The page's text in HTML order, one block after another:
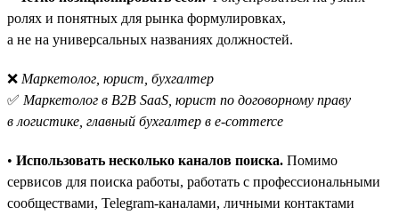
ролях и понятных для рынка формулировках,
а не на универсальных названиях должностей.
❌ Маркетолог, юрист, бухгалтер
✅ Маркетолог в B2B SaaS, юрист по договорному праву
в логистике, главный бухгалтер в e-commerce
• Использовать несколько каналов поиска. Помимо
сервисов для поиска работы, работать с профессиональными
сообществами, Telegram-каналами, личными контактами